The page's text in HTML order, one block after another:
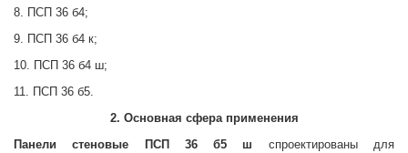
8. ПСП 36 б4;
9. ПСП 36 б4 к;
10. ПСП 36 б4 ш;
11. ПСП 36 б5.
2. Основная сфера применения
Панели стеновые
ПСП 36 б5 ш спроектированы для